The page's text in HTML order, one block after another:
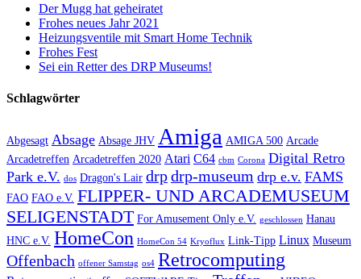
Der Mugg hat geheiratet
Frohes neues Jahr 2021
Heizungsventile mit Smart Home Technik
Frohes Fest
Sei ein Retter des DRP Museums!
Schlagwörter
Abgesagt Absage Absage JHV Amiga AMIGA 500 Arcade
Arcadetreffen Arcadetreffen 2020 Atari C64 cbm Corona Digital Retro
Park e.V. dos Dragon's Lair drpdrp-museum drp e.v. FAMS
FAO FAO e.V. FLIPPER- UND ARCADEMUSEUM
SELIGENSTADT For Amusement Only e.V. geschlossen Hanau
HNC e.V. HomeCon HomeCon 54 Kryoflux Link-Tipp Linux Museum
Offenbach offener Samstag os4 Retrocomputing